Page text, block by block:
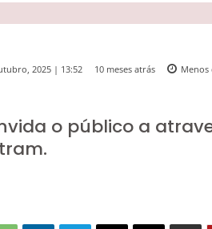
2025 | 13:52 10 meses atrás Menos
o público a